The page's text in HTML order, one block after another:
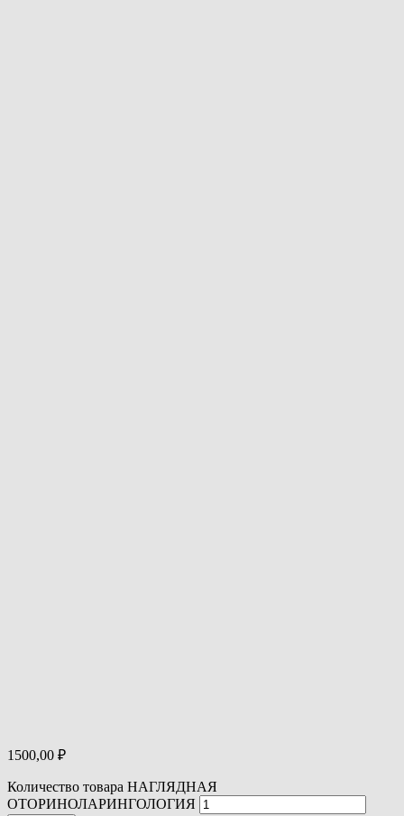
1500,00 ₽
Количество товара НАГЛЯДНАЯ
ОТОРИНОЛАРИНГОЛОГИЯ